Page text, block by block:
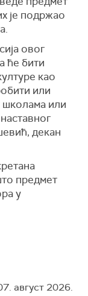
је подржао
овог
ће бити
као
или
школама или
декан
предмет
у
август 2026.